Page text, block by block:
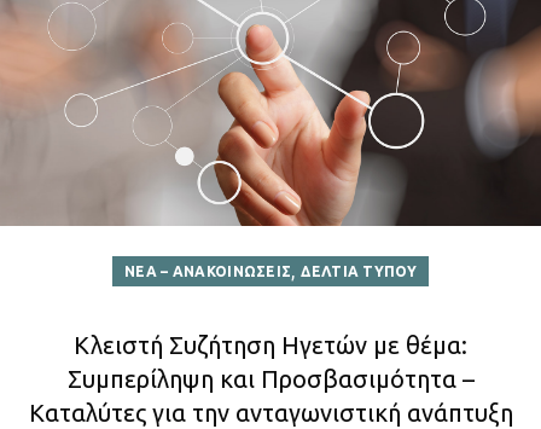
ΝΕΑ – ΑΝΑΚΟΙΝΩΣΕΙΣ,ΔΕΛΤΙΑ ΤΥΠΟΥ
Κλειστή Συζήτηση Ηγετών με θέμα:
Συμπερίληψη και Προσβασιμότητα –
Καταλύτες για την ανταγωνιστική ανάπτυξη